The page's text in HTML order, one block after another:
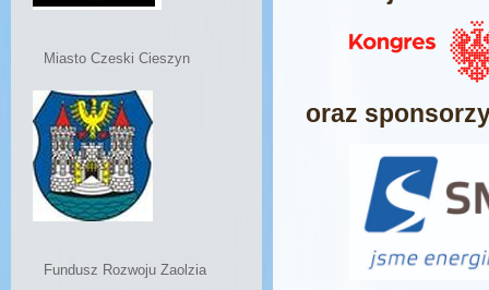
oraz
Miasto Czeski Cieszyn
Fundusz Rozwoju Zaolzia